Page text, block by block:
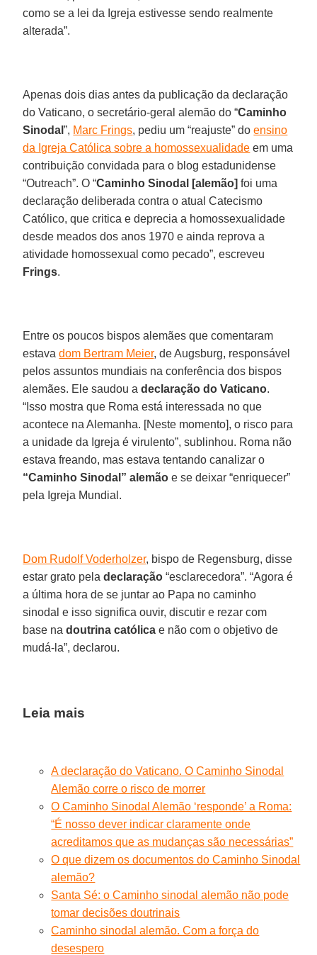
como se a lei da Igreja estivesse sendo realmente
alterada”.
Apenas dois dias antes da publicação da declaração
do Vaticano, o secretário-geral alemão do “Caminho
Sinodal”, Marc Frings, pediu um “reajuste” doensino
da Igreja Católica sobre a homossexualidade em uma
contribuição convidada para o blog estadunidense
“Outreach”. O “Caminho Sinodal [alemão] foi uma
declaração deliberada contra o atual Catecismo
Católico, que critica e deprecia a homossexualidade
desde meados dos anos 1970 e ainda reprova a
atividade homossexual como pecado”, escreveu
Frings.
Entre os poucos bispos alemães que comentaram
estavadom Bertram Meier, de Augsburg, responsável
pelos assuntos mundiais na conferência dos bispos
alemães. Ele saudou adeclaração do Vaticano.
“Isso mostra que Roma está interessada no que
acontece na Alemanha. [Neste momento], o risco para
a unidade da Igreja é virulento”, sublinhou. Roma não
estava freando, mas estava tentando canalizar o
“Caminho Sinodal” alemão e se deixar “enriquecer”
pela Igreja Mundial.
Dom Rudolf Voderholzer, bispo de Regensburg, disse
estar grato peladeclaração “esclarecedora”. “Agora é
a última hora de se juntar ao Papa no caminho
sinodal e isso significa ouvir, discutir e rezar com
base nadoutrina católica e não com o objetivo de
mudá-la”, declarou.
Leia mais
A declaração do Vaticano. O Caminho Sinodal
Alemão corre o risco de morrer
O Caminho Sinodal Alemão ‘responde’ a Roma:
“É nosso dever indicar claramente onde
acreditamos que as mudanças são necessárias”
O que dizem os documentos do Caminho Sinodal
alemão?
Santa Sé: o Caminho sinodal alemão não pode
tomar decisões doutrinais
Caminho sinodal alemão. Com a força do
desespero